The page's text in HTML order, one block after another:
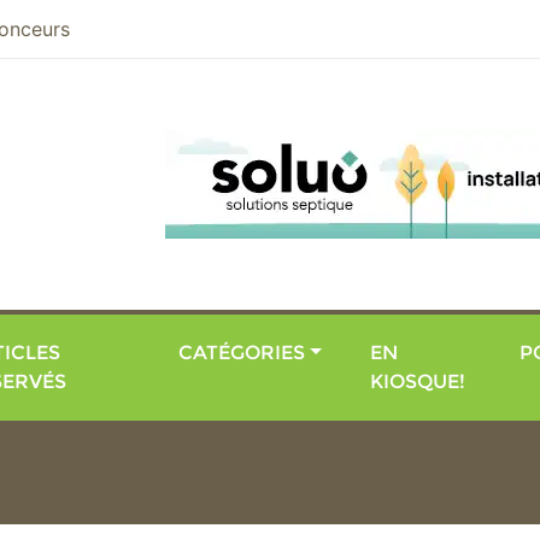
CATÉGORIES
EN
KIOSQUE!